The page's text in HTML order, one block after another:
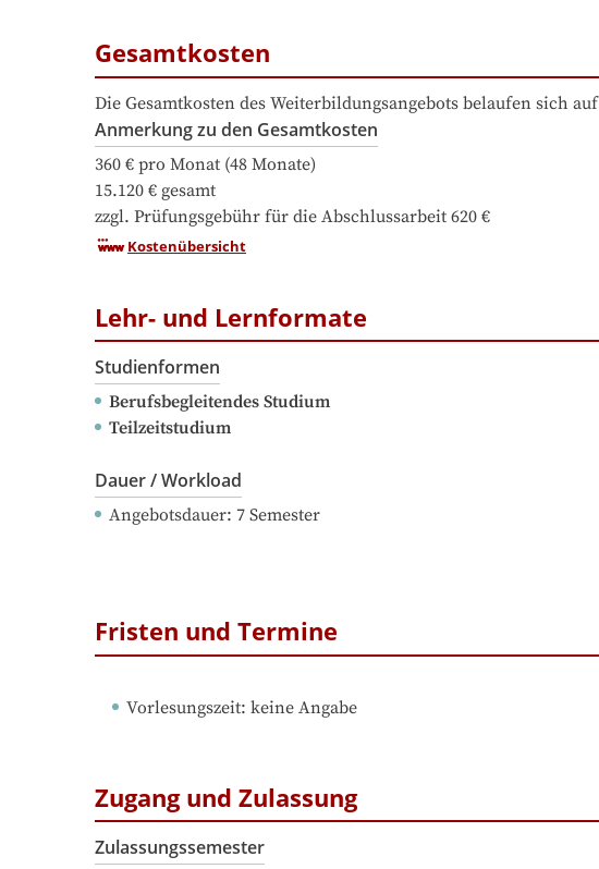
Gesamtkosten
Die Gesamtkosten des Weiterbildungsangebots belaufen sich auf
Anmerkung zu den Gesamtkosten
360 € pro Monat (48 Monate)
15.120 € gesamt
zzgl. Prüfungsgebühr für die Abschlussarbeit 620 €
Kostenübersicht
Lehr- und Lernformate
Studienformen
Berufsbegleitendes Studium
Teilzeitstudium
Dauer / Workload
Angebotsdauer: 7 Semester
Fristen und Termine
Vorlesungszeit: keine Angabe
Zugang und Zulassung
Zulassungssemester